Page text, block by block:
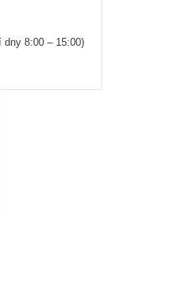
dny 8:00 – 15:00)